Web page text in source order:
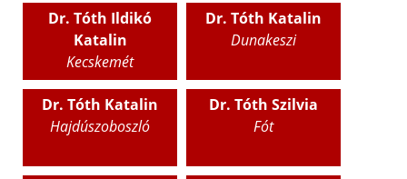
Dr. Tóth Ildikó
Katalin
Kecskemét
Dr. Tóth Katalin
Dunakeszi
Dr. Tóth Katalin
Hajdúszoboszló
Dr. Tóth Szilvia
Fót